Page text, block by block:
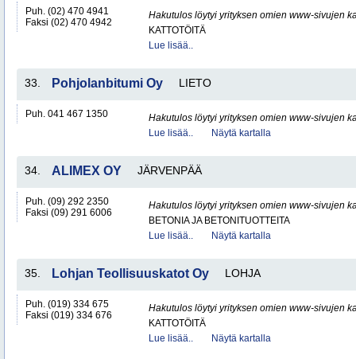
Puh. (02) 470 4941
Faksi (02) 470 4942
Hakutulos löytyi yrityksen omien www-sivujen
KATTOTÖITÄ
Lue lisää..
33. Pohjolanbitumi Oy LIETO
Puh. 041 467 1350
Hakutulos löytyi yrityksen omien www-sivujen
Lue lisää..
Näytä kartalla
34. ALIMEX OY JÄRVENPÄÄ
Puh. (09) 292 2350
Faksi (09) 291 6006
Hakutulos löytyi yrityksen omien www-sivujen
BETONIA JA BETONITUOTTEITA
Lue lisää..
Näytä kartalla
35. Lohjan Teollisuuskatot Oy LOHJA
Puh. (019) 334 675
Faksi (019) 334 676
Hakutulos löytyi yrityksen omien www-sivujen
KATTOTÖITÄ
Lue lisää..
Näytä kartalla